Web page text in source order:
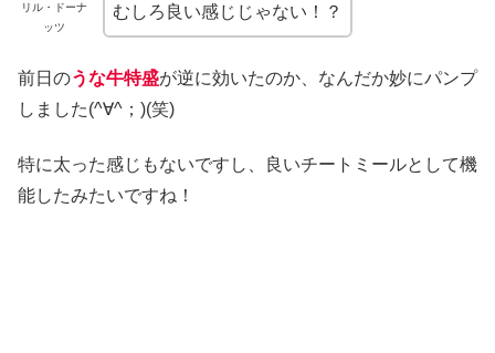
リル・ドーナ
ッツ
むしろ良い感じじゃない！？
前日のうな牛特盛が逆に効いたのか、なんだか妙にパンプ
しました(^∀^；)(笑)
特に太った感じもないですし、良いチートミールとして機
能したみたいですね！